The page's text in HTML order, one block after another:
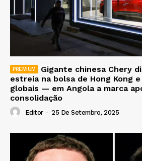
Gigante chinesa Chery
estreia na bolsa de Hong Kong
globais — em Angola a marca
consolidação
Editor - 25 De Setembro, 2025